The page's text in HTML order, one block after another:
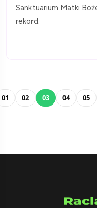
Sanktuarium Matki
rekord.
01 02 03 04 05